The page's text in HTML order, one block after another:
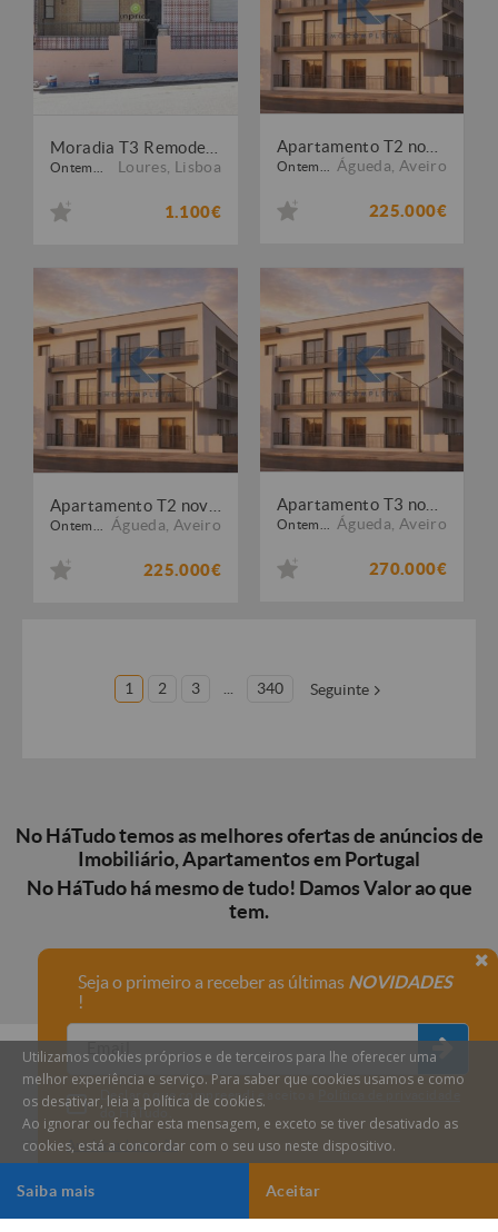
Ontem... Loures Lisboa
1.100€
Ontem... Águeda Aveiro
225.000€
Ontem... Águeda Aveiro
225.000€
Ontem... Águeda Aveiro
270.000€
1 2 3 340 Seguinte
No HáTudo temos as melhores ofertas de anúncios de
Imobiliário, Apartamentos em Portugal
No HáTudo há mesmo de tudo! Damos Valor ao que
tem.
Seja o primeiro a receber as últimas NOVIDADES
!
Declaro que compreendi e aceito a
do HáTudo.
Anular subscrição
Utilizamos cookies próprios e de terceiros para lhe oferecer uma
melhor experiência e serviço. Para saber que cookies usamos e como
os desativar, leia a política de cookies.
Ao ignorar ou fechar esta mensagem, e exceto se tiver desativado as
cookies, está a concordar com o seu uso neste dispositivo.
Aceitar
Saiba mais